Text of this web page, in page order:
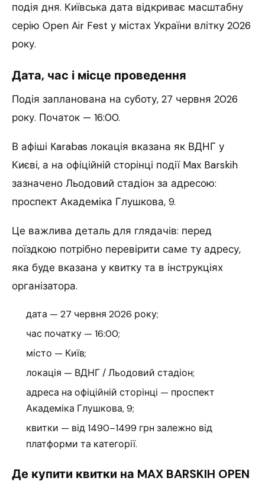
подія дня. Київська дата відкриває масштабну
серію Open Air Fest у містах України влітку 2026
року.
Дата, час і місце проведення
Подія запланована на суботу, 27 червня 2026
року. Початок — 16:00.
В афіші Karabas локація вказана як ВДНГ у
Києві, а на офіційній сторінці події Max Barskih
зазначено Льодовий стадіон за адресою:
проспект Академіка Глушкова, 9.
Це важлива деталь для глядачів: перед
поїздкою потрібно перевірити саме ту адресу,
яка буде вказана у квитку та в інструкціях
організатора.
дата — 27 червня 2026 року;
час початку — 16:00;
місто — Київ;
локація — ВДНГ / Льодовий стадіон;
адреса на офіційній сторінці — проспект
Академіка Глушкова, 9;
квитки — від 1490–1499 грн залежно від
платформи та категорії.
Де купити квитки на MAX BARSKIH OPEN